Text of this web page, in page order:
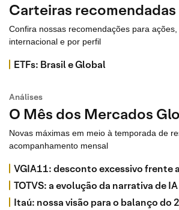
Carteiras recomendadas
Confira nossas recomendações para ações,
internacional e por perfil
ETFs: Brasil e Global
Análises
O Mês dos Mercados
Novas máximas em meio à temporada de
acompanhamento mensal
VGIA11: desconto excessivo frente
TOTVS: a evolução da narrativa de IA
Itaú: nossa visão para o balanço do